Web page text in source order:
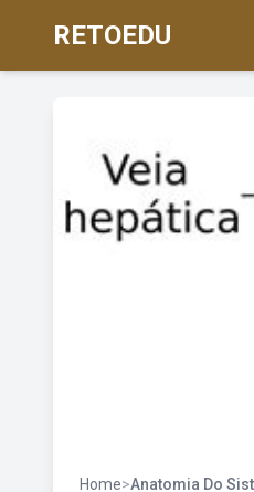
RETOEDU
Home>Anatomia Do